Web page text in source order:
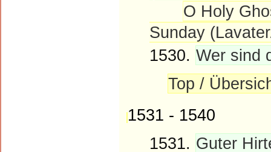
O Holy
Sunday
1530. Wer sind
Top /
1531 - 1540
1531. Guter